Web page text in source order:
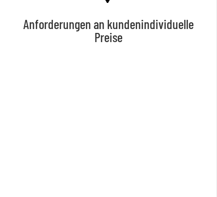
Anforderungen an kundenindividuelle
Preise